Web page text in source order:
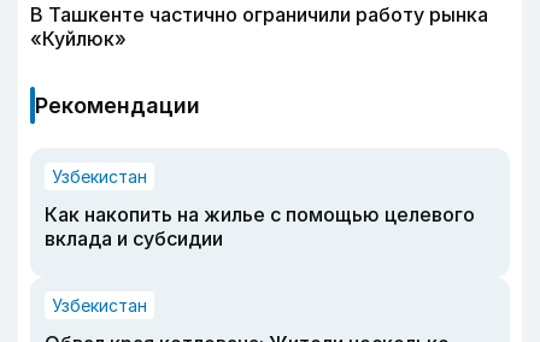
В Ташкенте частично ограничили работу рынка
«Куйлюк»
Рекомендации
Узбекистан
Как накопить на жилье с помощью целевого
вклада и субсидии
Узбекистан